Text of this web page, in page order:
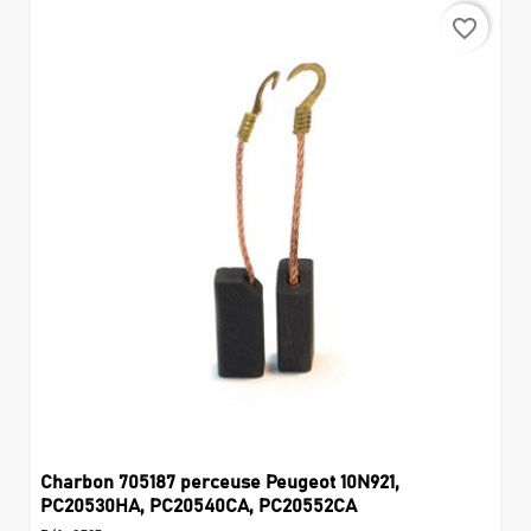
favorite_border
Charbon 705187 perceuse Peugeot 10N921,
PC20530HA, PC20540CA, PC20552CA